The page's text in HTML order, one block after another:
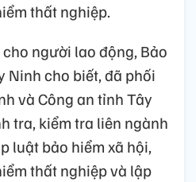
thất nghiệp.
người lao động, Bảo
Ninh cho biết, đã phối
và Công an tỉnh Tây
tra, kiểm tra liên ngành
luật bảo hiểm xã hội,
thất nghiệp và lập